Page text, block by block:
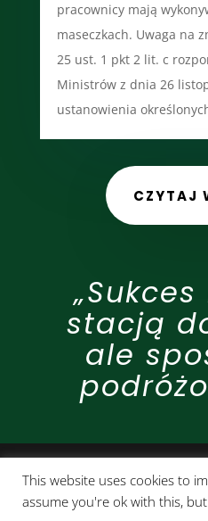
pracownicy mają
maseczkach. Uwaga na
25 ust. 1 pkt 2 lit. c
Ministrów z dnia 26
ustanowienia
CZYTAJ
stacją
ale
Polityka prywatności
This website uses cookies to
assume you're ok with this,